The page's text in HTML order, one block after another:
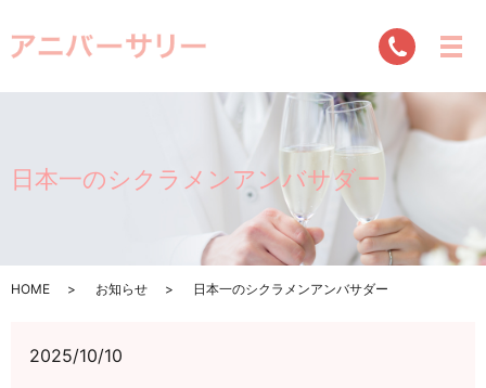
日本一のシクラメンアンバサダー
HOME お知らせ 日本一のシクラメンアンバサダー
2025/10/10